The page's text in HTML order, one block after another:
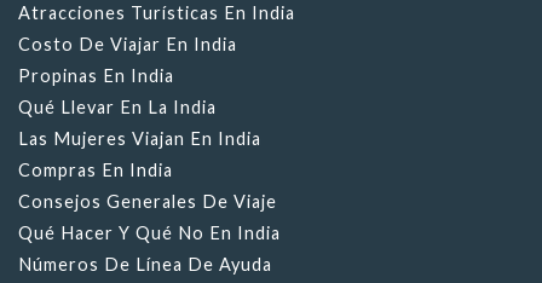
Costo De Viajar En India
Propinas En India
Qué Llevar En La India
Las Mujeres Viajan En India
Compras En India
Consejos Generales De Viaje
Qué Hacer Y Qué No En India
Números De Línea De Ayuda